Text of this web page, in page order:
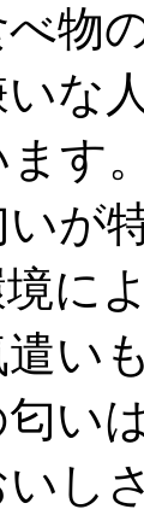
物
な
す。
いが
に
い
い
し